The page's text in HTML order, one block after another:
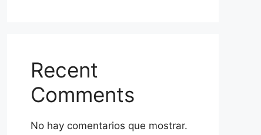
Recent
Comments
No hay comentarios que mostrar.